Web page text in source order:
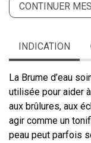
CONTINUER
INDICATION
La Brume d’eau
utilisée pour aider
aux brûlures, aux
agir comme un
peau peut parfois